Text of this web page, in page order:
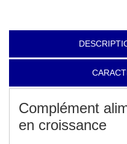
Complément
en croissance